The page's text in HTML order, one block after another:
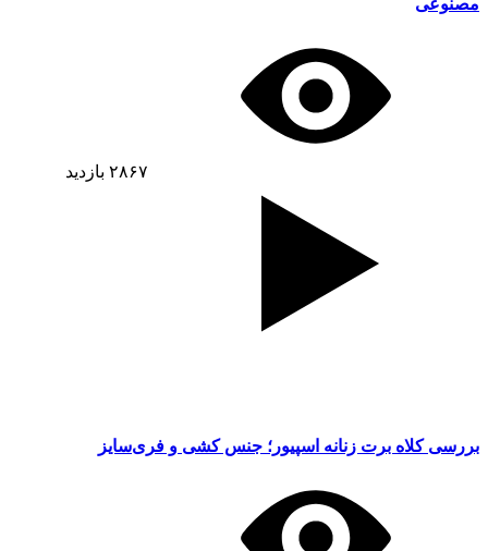
۲۸۶۷ بازدید
بررسی کلاه برت زنانه اسپیور؛ جنس کشی و فری‌سایز